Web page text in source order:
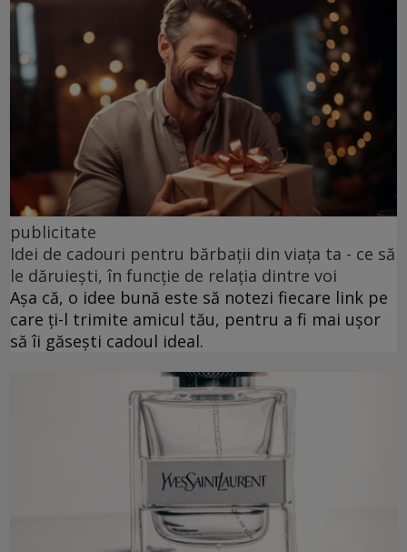
publicitate
Idei de cadouri pentru bărbații din viața ta - ce să
le dăruiești, în funcție de relația dintre voi
Așa că, o idee bună este să notezi fiecare link pe
care ți-l trimite amicul tău, pentru a fi mai ușor
să îi găsești cadoul ideal.